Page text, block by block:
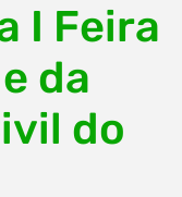
I Feira
da
do